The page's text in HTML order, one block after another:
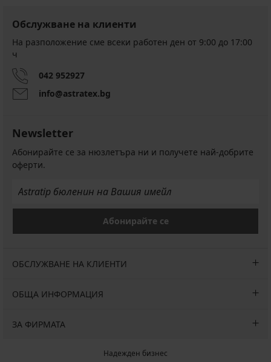
Обслужване на клиенти
На разположение сме всеки работен ден от 9:00 до 17:00
ч
042 952927
info@astratex.bg
Newsletter
Абонирайте се за нюзлетъра ни и получете най-добрите
оферти.
Абонирайте се
ОБСЛУЖВАНЕ НА КЛИЕНТИ
ОБЩА ИНФОРМАЦИЯ
ЗА ФИРМАТА
Надежден бизнес